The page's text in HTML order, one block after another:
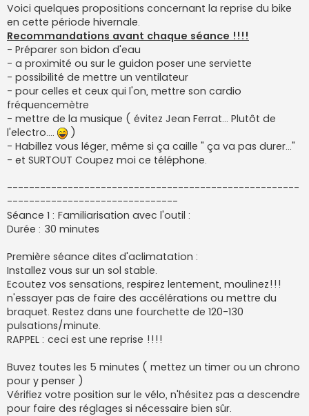
Voici quelques propositions concernant la reprise du bike
en cette période hivernale.
Recommandations avant chaque séance !!!!
- Préparer son bidon d'eau
- a proximité ou sur le guidon poser une serviette
- possibilité de mettre un ventilateur
- pour celles et ceux qui l'on, mettre son cardio
fréquencemètre
- mettre de la musique ( évitez Jean Ferrat... Plutôt de
l'electro....
)
- Habillez vous léger, même si ça caille " ça va pas durer..."
- et SURTOUT Coupez moi ce téléphone.
-----------------------------------------------------
-------------------------------
Séance 1 : Familiarisation avec l'outil :
Durée : 30 minutes
Première séance dites d'aclimatation :
Installez vous sur un sol stable.
Ecoutez vos sensations, respirez lentement, moulinez!!!
n'essayer pas de faire des accélérations ou mettre du
braquet. Restez dans une fourchette de 120-130
pulsations/minute.
RAPPEL : ceci est une reprise !!!!
Buvez toutes les 5 minutes ( mettez un timer ou un chrono
pour y penser )
Vérifiez votre position sur le vélo, n'hésitez pas a descendre
pour faire des réglages si nécessaire bien sûr.